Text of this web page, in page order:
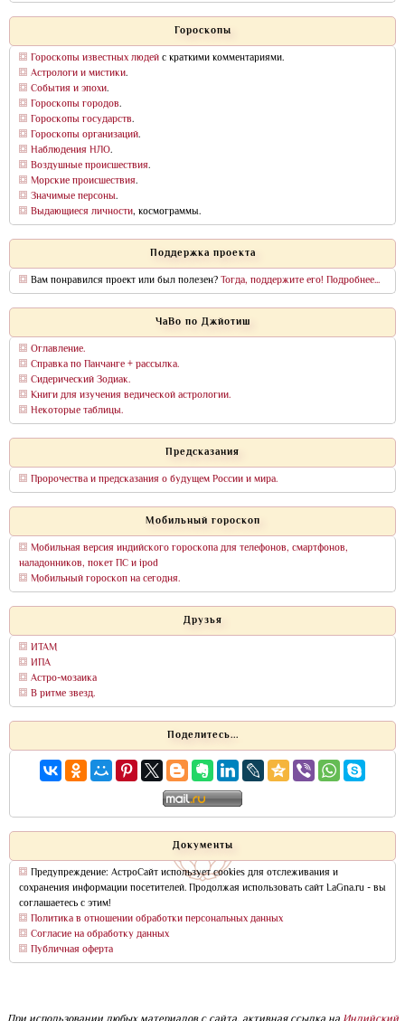
Гороскопы
Гороскопы известных людейс краткими комментариями.
Астрологи и мистики.
События и эпохи.
Гороскопы городов.
Гороскопы государств.
Гороскопы организаций.
Наблюдения НЛО.
Воздушные происшествия.
Морские происшествия.
Значимые персоны.
Выдающиеся личности, космограммы.
Поддержка проекта
Вам понравился проект или был полезен?Тогда, поддержите его! Подробнее...
ЧаВо по Джйотиш
Оглавление.
Справка по Панчанге + рассылка.
Сидерический Зодиак.
Книги для изучения ведической астрологии.
Некоторые таблицы.
Предсказания
Пророчества и предсказания о будущем России и мира.
Мобильный гороскоп
Мобильная версия индийского гороскопа для телефонов, смартфонов,
наладонников, покет ПС и ipod
Мобильный гороскоп на сегодня.
Друзья
ИТАМ
ИПА
Астро-мозаика
В ритме звезд.
Поделитесь...
Документы
Предупреждение: АстроСайт использует cookies для отслеживания и
сохранения информации посетителей. Продолжая использовать сайт LaGna.ru - вы
соглашаетесь с этим!
Политика в отношении обработки персональных данных
Согласие на обработку данных
Публичная оферта